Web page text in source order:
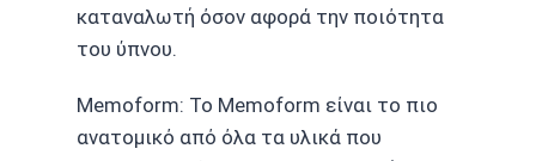
καταναλωτή όσον αφορά την ποιότητα
του ύπνου.
Memoform: Το Memoform είναι το πιο
ανατομικό από όλα τα υλικά που